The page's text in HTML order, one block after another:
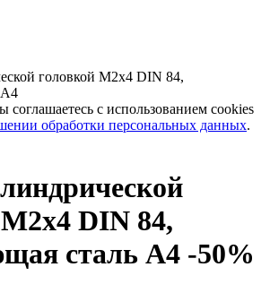
головкой М2х4 DIN 84,
А4
соглашаетесь с использованием cookies
обработки персональных данных.
DIN 84,
сталь А4